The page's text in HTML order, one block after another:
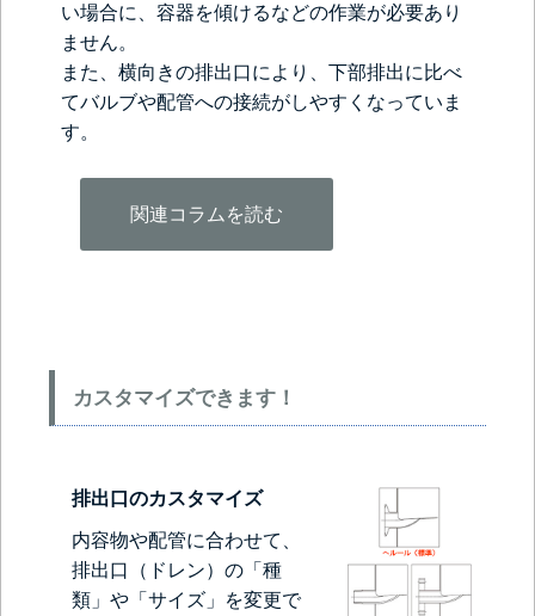
い場合に、容器を傾けるなどの作業が必要あり
ません。
また、横向きの排出口により、下部排出に比べ
てバルブや配管への接続がしやすくなっていま
す。
関連コラムを読む
カスタマイズできます！
排出口のカスタマイズ
内容物や配管に合わせて、
排出口（ドレン）の「種
類」や「サイズ」を変更で